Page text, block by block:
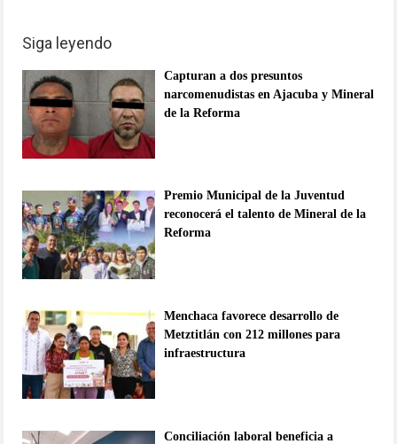
Siga leyendo
Capturan a dos presuntos
narcomenudistas en Ajacuba y Mineral
de la Reforma
Premio Municipal de la Juventud
reconocerá el talento de Mineral de la
Reforma
Menchaca favorece desarrollo de
Metztitlán con 212 millones para
infraestructura
Conciliación laboral beneficia a